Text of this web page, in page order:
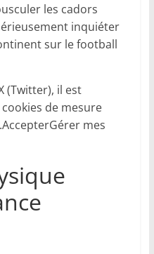
les cadors
inquiéter
sur le football
(Twitter), il est
de mesure
mes